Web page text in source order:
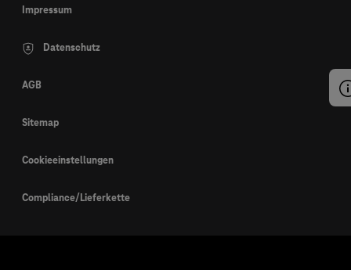
Impressum
Datenschutz
AGB
Sitemap
Cookieeinstellungen
Compliance/Lieferkette